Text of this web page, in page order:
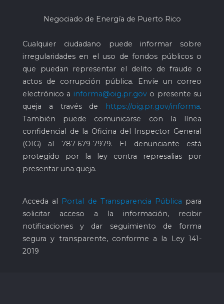
Negociado de Energía de Puerto Rico
Cualquier ciudadano puede informar sobre
irregularidades en el uso de fondos públicos o
que puedan representar el delito de fraude o
actos de corrupción pública. Envíe un correo
electrónico a informa@oig.pr.govo presente su
queja a través de
https://oig.pr.gov/informa.
También puede comunicarse con la línea
confidencial de la Oficina del Inspector General
(OIG) al 787-679-7979. El denunciante está
protegido por la ley contra represalias por
presentar una queja.
Acceda al Portal de Transparencia Pública para
solicitar acceso a la información, recibir
notificaciones y dar seguimiento de forma
segura y transparente, conforme a la Ley 141-
2019